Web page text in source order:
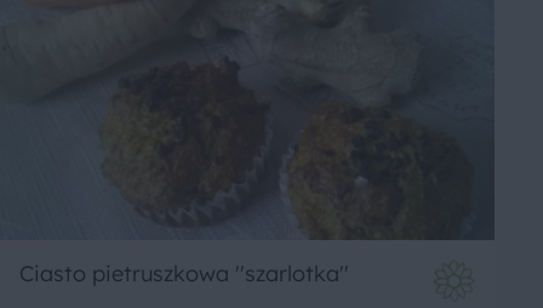
Ciasto pietruszkowa ''szarlotka''